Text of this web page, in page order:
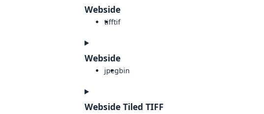
Webside
tifftif
Webside
jpegbin
Webside Tiled TIFF